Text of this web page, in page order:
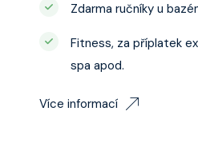
Zdarma ručníky u
Fitness, za příplatek
spa apod.
Více informací